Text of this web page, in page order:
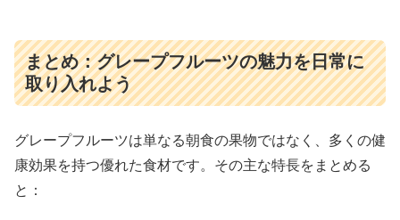
まとめ：グレープフルーツの魅力を日常に
取り入れよう
グレープフルーツは単なる朝食の果物ではなく、多くの健
康効果を持つ優れた食材です。その主な特長をまとめる
と：